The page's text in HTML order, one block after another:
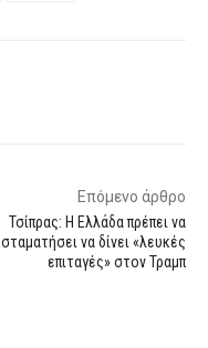
Επόμενο άρθρο
Τσίπρας: Η Ελλάδα πρέπει να
σταματήσει να δίνει «λευκές
επιταγές» στον Τραμπ